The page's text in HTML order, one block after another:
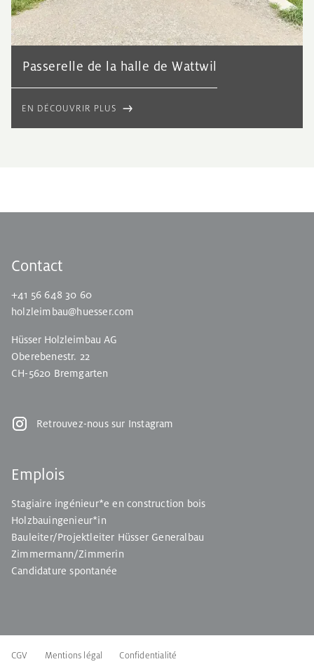
Passerelle de la halle de Wattwil
EN DÉCOUVRIR PLUS
Contact
+41 56 648 30 60
holzleimbau@huesser.com
Hüsser Holzleimbau AG
Oberebenestr. 22
CH-5620 Bremgarten
Retrouvez-nous sur Instagram
Emplois
Stagiaire ingénieur*e en construction bois
Holzbauingenieur*in
Bauleiter/Projektleiter Hüsser Generalbau
Zimmermann/Zimmerin
Candidature spontanée
CGV Mentions légal Confidentialité